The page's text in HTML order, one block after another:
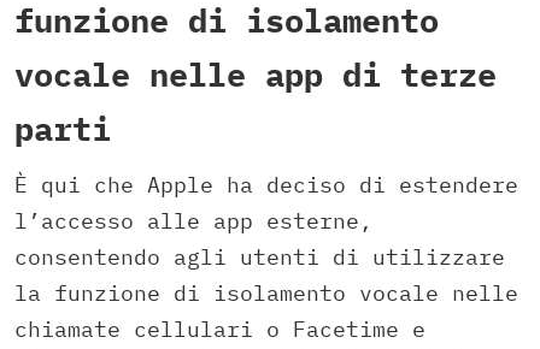
funzione di isolamento
vocale nelle app di terze
parti
È qui che Apple ha deciso di estendere
l’accesso alle app esterne,
consentendo agli utenti di utilizzare
la funzione di isolamento vocale nelle
chiamate cellulari o Facetime e